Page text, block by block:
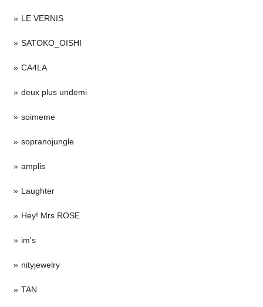
LE VERNIS
SATOKO_OISHI
CA4LA
deux plus undemi
soimeme
sopranojungle
amplis
Laughter
Hey! Mrs ROSE
im's
nityjewelry
TAN